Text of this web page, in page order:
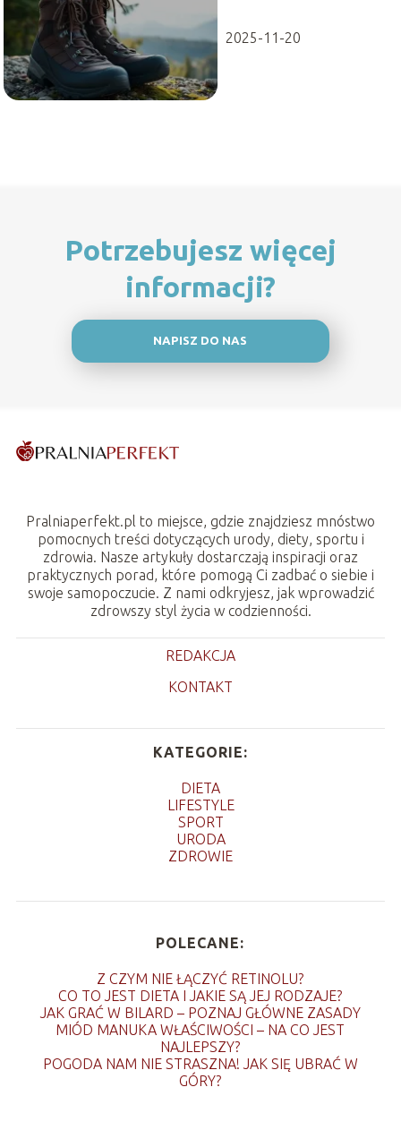
2025-11-20
Potrzebujesz więcej
informacji?
NAPISZ DO NAS
Pralniaperfekt.pl to miejsce, gdzie znajdziesz mnóstwo
pomocnych treści dotyczących urody, diety, sportu i
zdrowia. Nasze artykuły dostarczają inspiracji oraz
praktycznych porad, które pomogą Ci zadbać o siebie i
swoje samopoczucie. Z nami odkryjesz, jak wprowadzić
zdrowszy styl życia w codzienności.
REDAKCJA
KONTAKT
KATEGORIE:
DIETA
LIFESTYLE
SPORT
URODA
ZDROWIE
POLECANE:
Z CZYM NIE ŁĄCZYĆ RETINOLU?
CO TO JEST DIETA I JAKIE SĄ JEJ RODZAJE?
JAK GRAĆ W BILARD – POZNAJ GŁÓWNE ZASADY
MIÓD MANUKA WŁAŚCIWOŚCI – NA CO JEST
NAJLEPSZY?
POGODA NAM NIE STRASZNA! JAK SIĘ UBRAĆ W
GÓRY?